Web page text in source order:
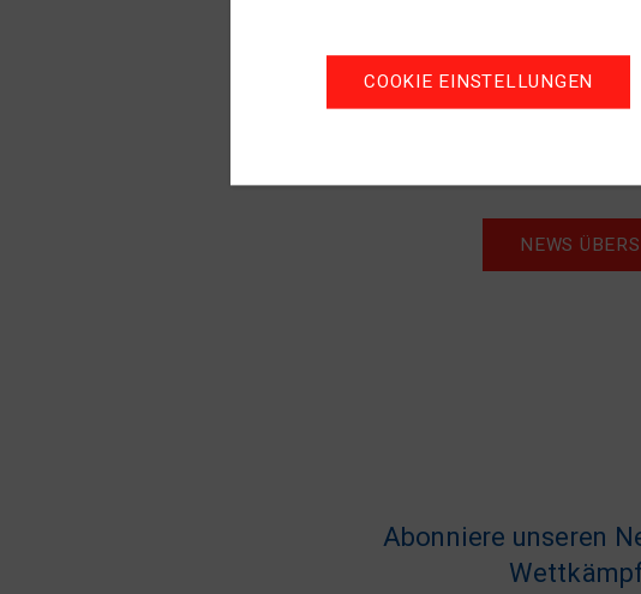
NEWS
Abonniere unseren
COOKIE EINSTELLUNGEN